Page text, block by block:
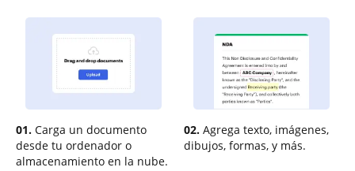
01. Carga un documento
desde tu ordenador o
almacenamiento en la nube.
02. Agrega texto, imágenes,
dibujos, formas, y más.